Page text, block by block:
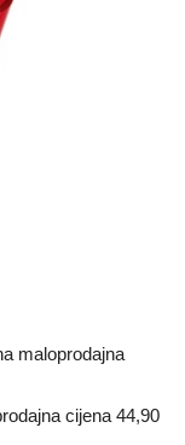
maloprodajna
cijena 44,90